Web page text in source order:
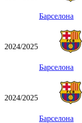
Барселона
2024/2025
Барселона
2024/2025
Барселона